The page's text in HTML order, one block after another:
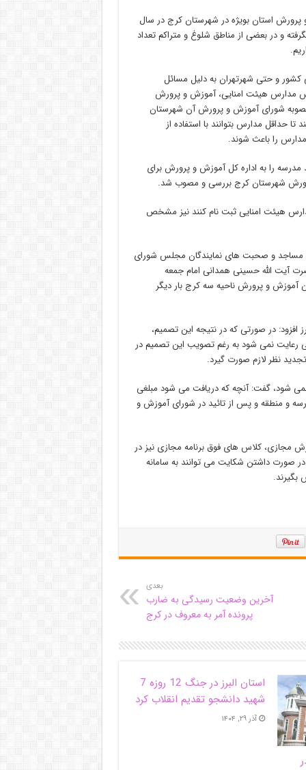
استان بویژه در شهرستان کرج در سال
و در بعضی از مناطق شلوغ و متراکم تعداد
کشور و حتی شهرتهران به دلیل مسائل
مدارس هیئت امنایی، آموزش و پرورش
شورای آموزش و پرورش آن شهرستان
حداقل مدارس بتوانند با استفاده از
را باعث شوند.
را به اداره کل آموزش و پرورش برای
شهرستان کرج بررسی و مصوب شد.
هیئت امنایی ثبت نام کنند نیز مشخص
مساجد و صحبت های نمایندگان مجلس شورای
آیت الله حسینی همدانی امام جمعه
آموزش و پرورش ناحیه سه کرج بار دیگر
افزود: در صورتی که در نتیجه این تصمیم،
رعایت نمی شود به رغم تصویب این تصمیم در
نظر لازم صورت گیرد.
شود، گفت: آنچه که دریافت می شود مبلغی
و منطقه و پس از تائید در شورای آموزش و
مجازی، کلاس های فوق برنامه مجازی نیز در
صورت داشتن شکایت می توانند به سامانه
بعدی
آخرین وضعیت رسیدگی به ضارب
پرونده آمر به معروف در کرج
استان البرز در جنگ 12 روزه 7
شهید دانشجو تقدیم انقلاب کرد
آذر ۲۹, ۱۴۰۴